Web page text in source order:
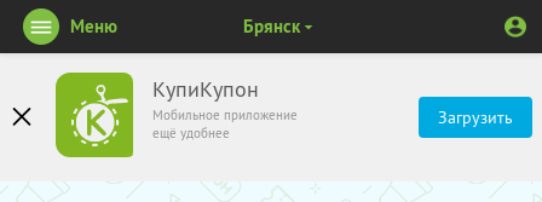
КупиКупон
Мобильное приложение
ещё удобнее
Загрузить
Меню Брянск